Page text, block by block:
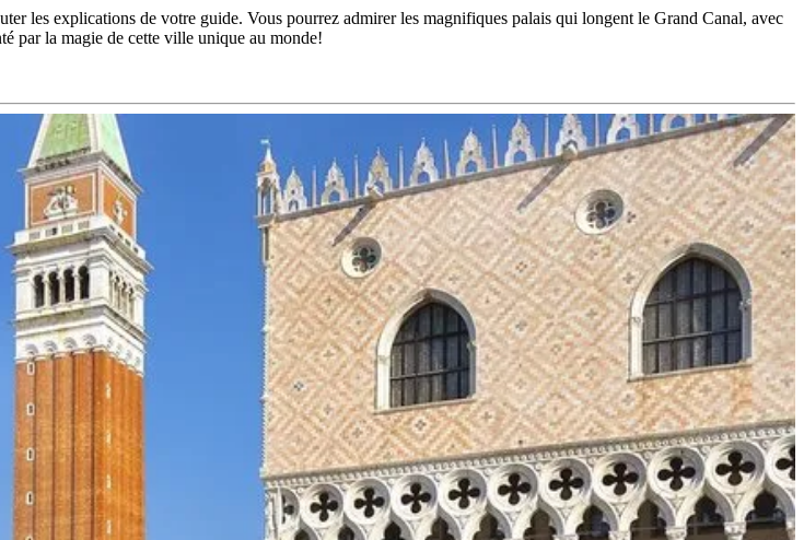
les explications de votre guide. Vous pourrez admirer les magnifiques palais qui longent le Grand Canal, avec
par la magie de cette ville unique au monde!